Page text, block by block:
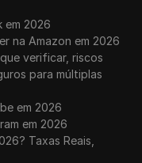
em 2026
na Amazon em 2026
verificar, riscos
para múltiplas
em 2026
em 2026
Taxas Reais,